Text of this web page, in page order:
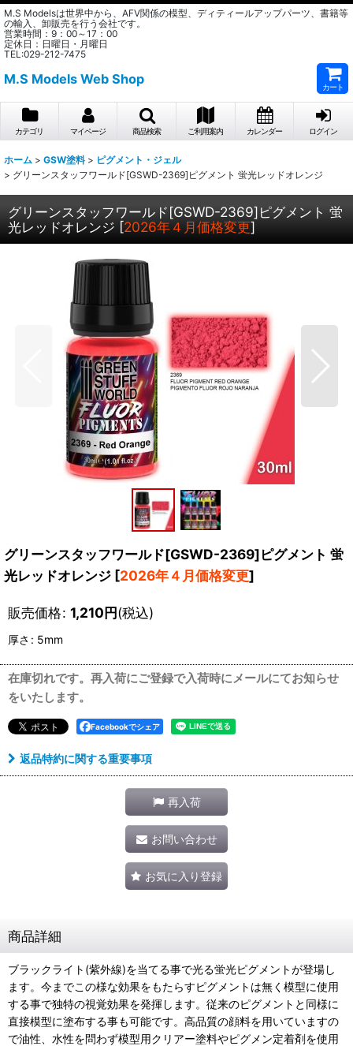
M.S Modelsは世界中から、AFV関係の模型、ディティールアップパーツ、書籍等
の輸入、卸販売を行う会社です。
営業時間：9：00～17：00
定休日：日曜日・月曜日
TEL:029-212-7475
M.S Models Web Shop
カート
カテゴリ マイページ 商品検索 ご利用案内 カレンダー ログイン
ホーム > GSW塗料 > ピグメント・ジェル
> グリーンスタッフワールド[GSWD-2369]ピグメント 蛍光レッドオレンジ
グリーンスタッフワールド[GSWD-2369]ピグメント 蛍
光レッドオレンジ [2026年４月価格変更]
グリーンスタッフワールド[GSWD-2369]ピグメント 蛍
光レッドオレンジ [2026年４月価格変更]
販売価格: 1,210円(税込)
厚さ : 5mm
在庫切れです。再入荷にご登録で入荷時にメールにてお知らせ
をいたします。
Facebookでシェア
返品特約に関する重要事項
再入荷
お問い合わせ
お気に入り登録
商品詳細
ブラックライト(紫外線)を当てる事で光る蛍光ピグメントが登場し
ます。今までこの様な効果をもたらすピグメントは無く模型に使用
する事で独特の視覚効果を発揮します。従来のピグメントと同様に
直接模型に塗布する事も可能です。高品質の顔料を用いていますの
で油性、水性を問わず模型用クリアー塗料やピグメン定着剤を使用